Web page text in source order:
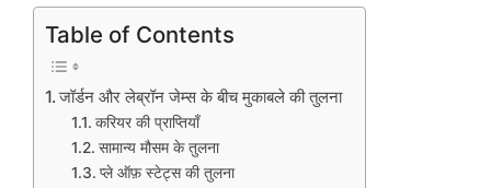
Table of Contents
जॉर्डन और लेब्रॉन जेम्स के बीच मुकाबले की तुलना
करियर की प्राप्तियाँ
सामान्य मौसम के तुलना
प्ले ऑफ़ स्टेट्स की तुलना